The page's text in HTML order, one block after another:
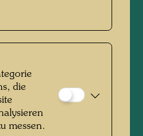
2, February,
die
messen.